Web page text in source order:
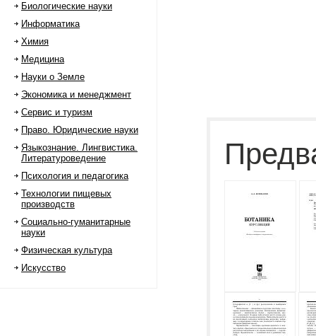
Биологические науки
Информатика
Химия
Медицина
Науки о Земле
Экономика и менеджмент
Сервис и туризм
Право. Юридические науки
Языкознание. Лингвистика.
Литературоведение
Психология и педагогика
Технологии пищевых
производств
Социально-гуманитарные
науки
Физическая культура
Искусство